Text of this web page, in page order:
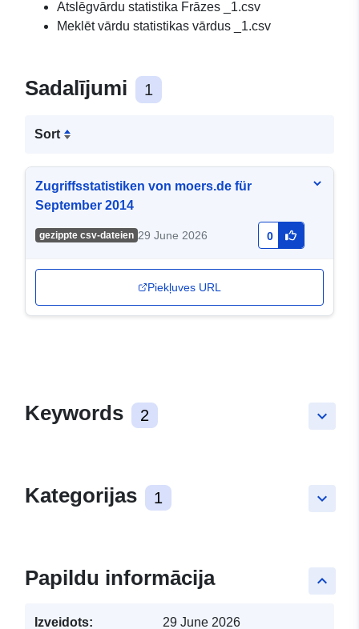
Atslēgvārdu statistika Frāzes _1.csv
Meklēt vārdu statistikas vārdus _1.csv
Sadalījumi 1
Sort
Zugriffsstatistiken von moers.de für
September 2014
gezippte csv-dateien 29 June 2026 0
Piekļuves URL
keyboard_arrow_down
Keywords 2
keyboard_arrow_down
Kategorijas 1
keyboard_arrow_up
Papildu informācija
Izveidots: 29 June 2026